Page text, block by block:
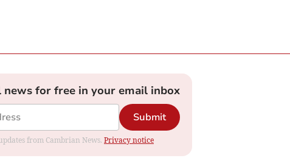
for free in your email inbox
Submit
from Cambrian News. Privacy notice